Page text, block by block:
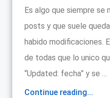
Es algo que siempre se
posts y que suele
habido modificaciones.
de todas que lo unico
“Updated: fecha” y se …
Continue reading...